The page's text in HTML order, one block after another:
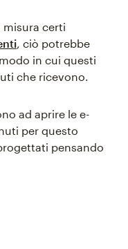
misura certi
, ciò potrebbe
in cui questi
che ricevono.
ad aprire le e-
per questo
pensando